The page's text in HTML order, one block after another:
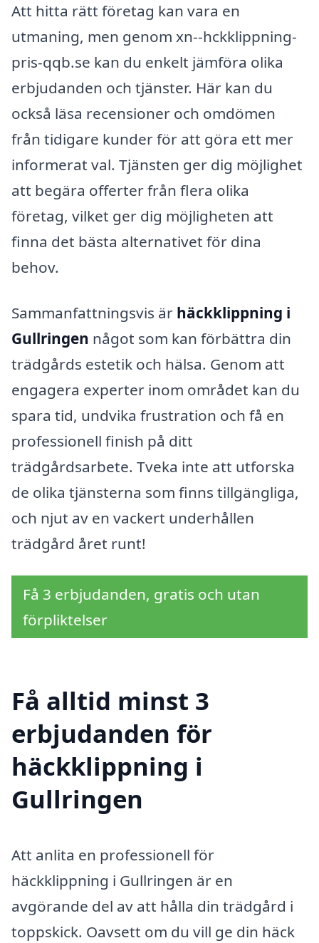
Att hitta rätt företag kan vara en
utmaning, men genom xn--hckklippning-
pris-qqb.se kan du enkelt jämföra olika
erbjudanden och tjänster. Här kan du
också läsa recensioner och omdömen
från tidigare kunder för att göra ett mer
informerat val. Tjänsten ger dig möjlighet
att begära offerter från flera olika
företag, vilket ger dig möjligheten att
finna det bästa alternativet för dina
behov.
Sammanfattningsvis är häckklippning i
Gullringen något som kan förbättra din
trädgårds estetik och hälsa. Genom att
engagera experter inom området kan du
spara tid, undvika frustration och få en
professionell finish på ditt
trädgårdsarbete. Tveka inte att utforska
de olika tjänsterna som finns tillgängliga,
och njut av en vackert underhållen
trädgård året runt!
Få 3 erbjudanden, gratis och utan
förpliktelser
Få alltid minst 3
erbjudanden för
häckklippning i
Gullringen
Att anlita en professionell för
häckklippning i Gullringen är en
avgörande del av att hålla din trädgård i
toppskick. Oavsett om du vill ge din häck